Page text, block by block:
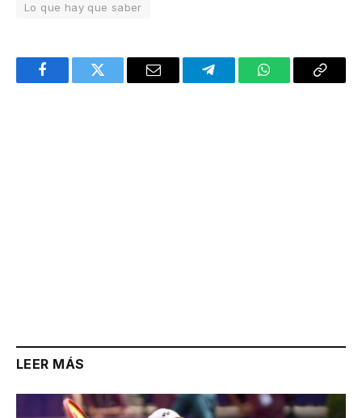
Lo que hay que saber
FacebookTwitter Email TelegramWhatsAppCopy
LEER MÁS